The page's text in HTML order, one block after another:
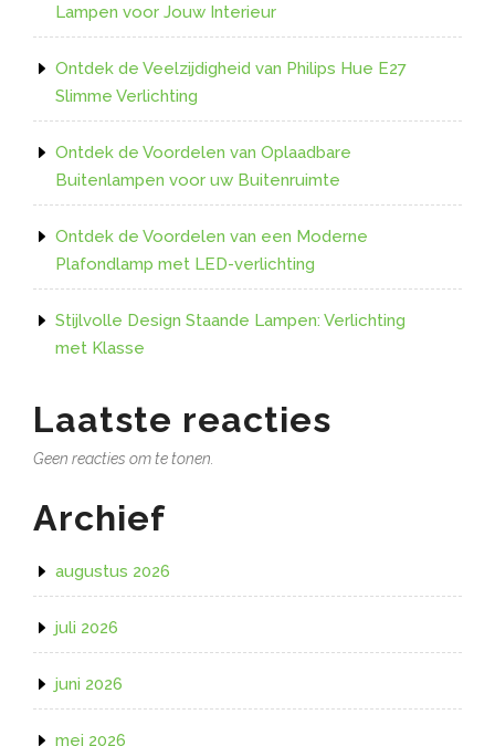
Lampen voor Jouw Interieur
Ontdek de Veelzijdigheid van Philips Hue E27
Slimme Verlichting
Ontdek de Voordelen van Oplaadbare
Buitenlampen voor uw Buitenruimte
Ontdek de Voordelen van een Moderne
Plafondlamp met LED-verlichting
Stijlvolle Design Staande Lampen: Verlichting
met Klasse
Laatste reacties
Geen reacties om te tonen.
Archief
augustus 2026
juli 2026
juni 2026
mei 2026